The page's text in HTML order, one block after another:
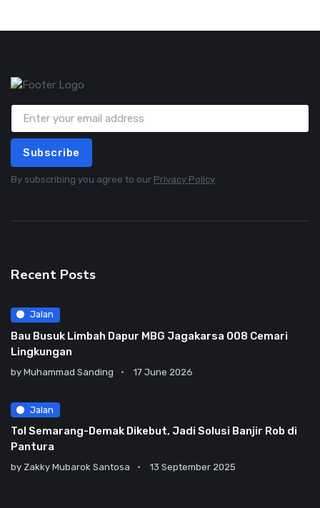
Subscribe
By subscribing you agree to our Privacy Policy
Recent Posts
Jalan
Bau Busuk Limbah Dapur MBG Jagakarsa 008 Cemari
Lingkungan
by Muhammad Sanding 17 June 2026
Jalan
Tol Semarang-Demak Dikebut, Jadi Solusi Banjir Rob di
Pantura
by Zakky Mubarok Santosa 13 September 2025